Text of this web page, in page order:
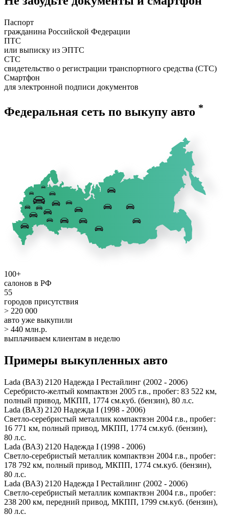
Паспорт
гражданина Российской Федерации
ПТС
или выписку из ЭПТС
СТС
свидетельство о регистрации транспортного средства (СТС)
Смартфон
для электронной подписи документов
Федеральная сеть по выкупу авто *
100+
салонов в РФ
55
городов присутствия
> 220 000
авто уже выкупили
> 440 млн.р.
выплачиваем клиентам в неделю
Примеры выкупленных авто
Lada (ВАЗ) 2120 Надежда I Рестайлинг (2002 - 2006)
Серебристо-желтый компактвэн 2005 г.в., пробег: 83 522 км,
полный привод, МКПП, 1774 см.куб. (бензин), 80 л.с.
Lada (ВАЗ) 2120 Надежда I (1998 - 2006)
Светло-серебристый металлик компактвэн 2004 г.в., пробег:
16 771 км, полный привод, МКПП, 1774 см.куб. (бензин),
80 л.с.
Lada (ВАЗ) 2120 Надежда I (1998 - 2006)
Светло-серебристый металлик компактвэн 2004 г.в., пробег:
178 792 км, полный привод, МКПП, 1774 см.куб. (бензин),
80 л.с.
Lada (ВАЗ) 2120 Надежда I Рестайлинг (2002 - 2006)
Светло-серебристый металлик компактвэн 2004 г.в., пробег:
238 200 км, передний привод, МКПП, 1799 см.куб. (бензин),
80 л.с.